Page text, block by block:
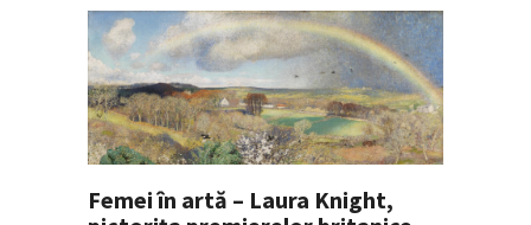
Femei în artă – Laura Knight,